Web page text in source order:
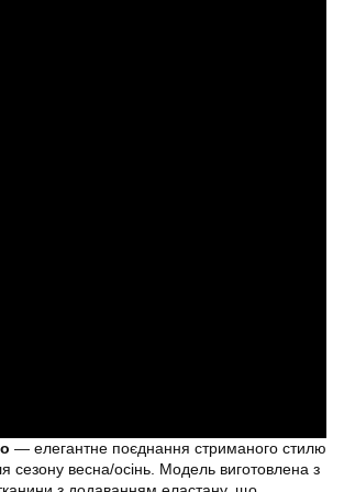
— елегантне поєднання стриманого стилю
сезону весна/осінь. Модель виготовлена з